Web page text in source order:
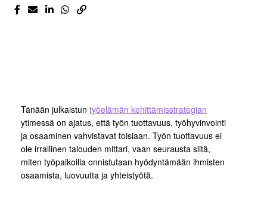
Tänään julkaistun työelämän kehittämisstrategian
ytimessä on ajatus, että työn tuottavuus, työhyvinvointi
ja osaaminen vahvistavat toisiaan. Työn tuottavuus ei
ole irrallinen talouden mittari, vaan seurausta siitä,
miten työpaikoilla onnistutaan hyödyntämään ihmisten
osaamista, luovuutta ja yhteistyötä.